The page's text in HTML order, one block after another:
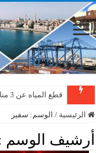
قطع المياه عن 3 مناطق بدمياط
الرئيسية / الوسم: سفير
أرشيف الوسم